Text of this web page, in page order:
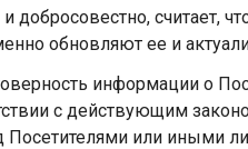
добросовестно, считает,
обновляют ее и
информации о
с действующим
Посетителями или иными